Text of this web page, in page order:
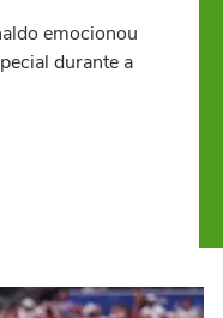
emocionou
durante a